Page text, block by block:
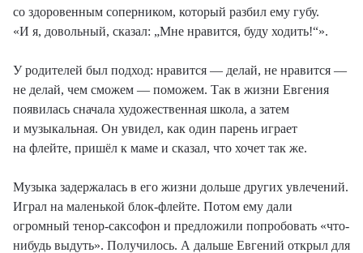
со здоровенным соперником, который разбил ему губу.
«И я, довольный, сказал: „Мне нравится, буду ходить!“».
У родителей был подход: нравится — делай, не нравится —
не делай, чем сможем — поможем. Так в жизни Евгения
появилась сначала художественная школа, а затем
и музыкальная. Он увидел, как один парень играет
на флейте, пришёл к маме и сказал, что хочет так же.
Музыка задержалась в его жизни дольше других увлечений.
Играл на маленькой блок-флейте. Потом ему дали
огромный тенор-саксофон и предложили попробовать «что-
нибудь выдуть». Получилось. А дальше Евгений открыл для